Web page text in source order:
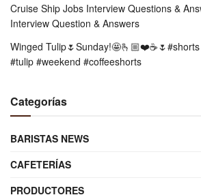
Cruise Ship Jobs Interview Questions &
Interview Question & Answers
Winged
#tulip #weekend #coffeeshorts
Categorías
BARISTAS NEWS
CAFETERÍAS
PRODUCTORES